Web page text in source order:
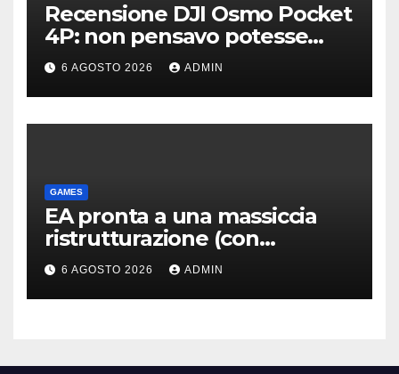
Recensione DJI Osmo Pocket
4P: non pensavo potesse
piacermi così tanto
6 AGOSTO 2026 ADMIN
GAMES
EA pronta a una massiccia
ristrutturazione (con
licenziamenti) dopo l’addio
alla Borsa?
6 AGOSTO 2026 ADMIN